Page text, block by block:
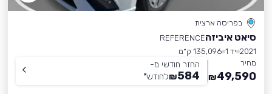
בפריסה ארצית
סיאט איביזהREFERENCE
2021 יד 1
135,096 ק״מ
מחיר
49,590
₪
החזר חודשי מ-
584
₪לחודש*